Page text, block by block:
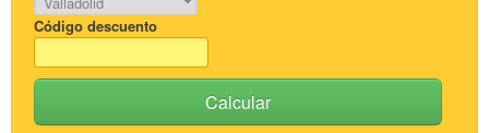
Código descuento
Calcular